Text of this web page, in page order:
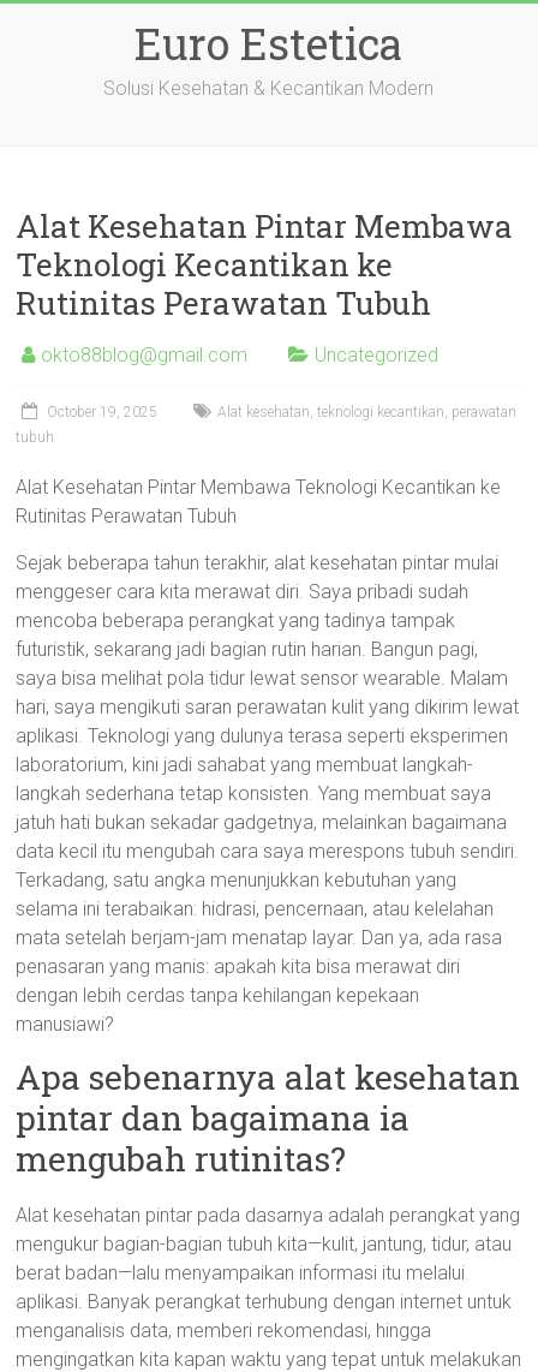
Euro Estetica
Solusi Kesehatan & Kecantikan Modern
Alat Kesehatan Pintar Membawa
Teknologi Kecantikan ke
Rutinitas Perawatan Tubuh
okto88blog@gmail.com Uncategorized
October 19, 2025
Alat kesehatan, teknologi kecantikan, perawatan
tubuh
Alat Kesehatan Pintar Membawa Teknologi Kecantikan ke
Rutinitas Perawatan Tubuh
Sejak beberapa tahun terakhir, alat kesehatan pintar mulai
menggeser cara kita merawat diri. Saya pribadi sudah
mencoba beberapa perangkat yang tadinya tampak
futuristik, sekarang jadi bagian rutin harian. Bangun pagi,
saya bisa melihat pola tidur lewat sensor wearable. Malam
hari, saya mengikuti saran perawatan kulit yang dikirim lewat
aplikasi. Teknologi yang dulunya terasa seperti eksperimen
laboratorium, kini jadi sahabat yang membuat langkah-
langkah sederhana tetap konsisten. Yang membuat saya
jatuh hati bukan sekadar gadgetnya, melainkan bagaimana
data kecil itu mengubah cara saya merespons tubuh sendiri.
Terkadang, satu angka menunjukkan kebutuhan yang
selama ini terabaikan: hidrasi, pencernaan, atau kelelahan
mata setelah berjam-jam menatap layar. Dan ya, ada rasa
penasaran yang manis: apakah kita bisa merawat diri
dengan lebih cerdas tanpa kehilangan kepekaan
manusiawi?
Apa sebenarnya alat kesehatan
pintar dan bagaimana ia
mengubah rutinitas?
Alat kesehatan pintar pada dasarnya adalah perangkat yang
mengukur bagian-bagian tubuh kita—kulit, jantung, tidur, atau
berat badan—lalu menyampaikan informasi itu melalui
aplikasi. Banyak perangkat terhubung dengan internet untuk
menganalisis data, memberi rekomendasi, hingga
mengingatkan kita kapan waktu yang tepat untuk melakukan